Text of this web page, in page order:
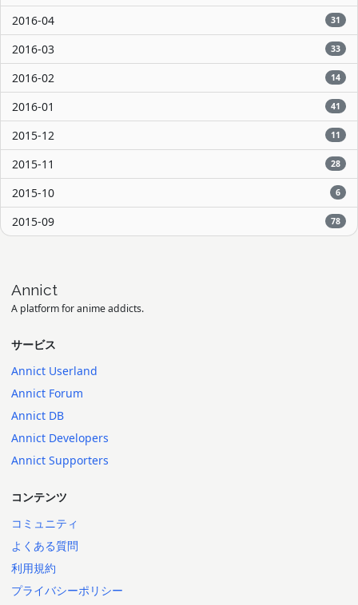
2016-04 31
2016-03 33
2016-02 14
2016-01 41
2015-12 11
2015-11 28
2015-10 6
2015-09 78
Annict
A platform for anime addicts.
サービス
Annict Userland
Annict Forum
Annict DB
Annict Developers
Annict Supporters
コンテンツ
コミュニティ
よくある質問
利用規約
プライバシーポリシー